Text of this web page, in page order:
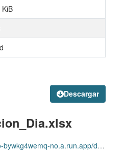
Descargar
1c6628a06e00/resource/d984646b-09e2-4957-82fd-3c5db119a572/download/escalas_situacion_dia.xlsx